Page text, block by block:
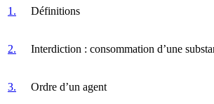
1. Définitions
2. Interdiction : consommation d’une
3. Ordre d’un agent